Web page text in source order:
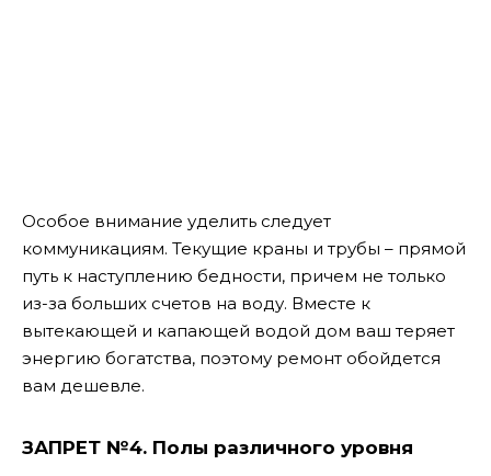
Особое внимание уделить следует
коммуникациям. Текущие краны и трубы – прямой
путь к наступлению бедности, причем не только
из-за больших счетов на воду. Вместе к
вытекающей и капающей водой дом ваш теряет
энергию богатства, поэтому ремонт обойдется
вам дешевле.
ЗАПРЕТ №4. Полы различного уровня